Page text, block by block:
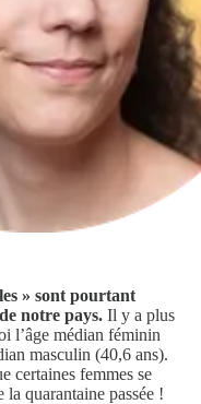
» sont pourtant
notre pays. Il y a plus
l’âge médian féminin
masculin (40,6 ans).
certaines femmes se
la quarantaine passée !